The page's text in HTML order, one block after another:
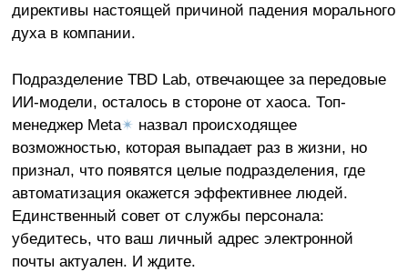
директивы настоящей причиной падения морального
духа в компании.
Подразделение TBD Lab, отвечающее за передовые
ИИ-модели, осталось в стороне от хаоса. Топ-
менеджер Meta✴ назвал происходящее
возможностью, которая выпадает раз в жизни, но
признал, что появятся целые подразделения, где
автоматизация окажется эффективнее людей.
Единственный совет от службы персонала:
убедитесь, что ваш личный адрес электронной
почты актуален. И ждите.